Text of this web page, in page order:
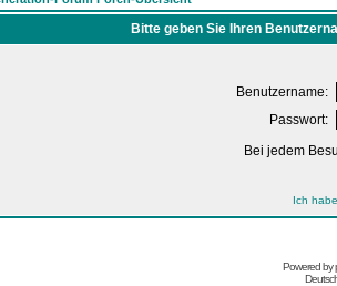
Bitte geben Sie Ihren
Benutzername:
Passwort:
Bei jedem
Ich
Powered by